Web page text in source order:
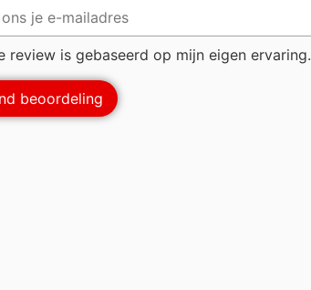
review is gebaseerd op mijn eigen ervaring.
beoordeling